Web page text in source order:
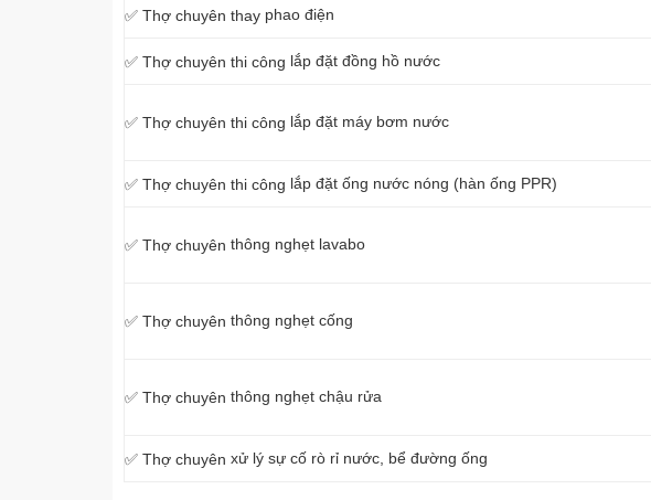
✅ Thợ chuyên thay phao điện
✅ Thợ chuyên thi công lắp đặt đồng hồ nước
✅ Thợ chuyên thi công lắp đặt máy bơm nước
✅ Thợ chuyên thi công lắp đặt ống nước nóng (hàn ống PPR)
✅ Thợ chuyên thông nghẹt lavabo
✅ Thợ chuyên thông nghẹt cống
✅ Thợ chuyên thông nghẹt chậu rửa
✅ Thợ chuyên xử lý sự cố rò rỉ nước, bể đường ống